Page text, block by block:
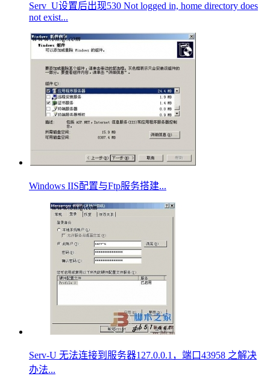
Serv_U设置后出现530 Not logged in, home directory does
not exist...
Windows IIS配置与Ftp服务搭建...
Serv-U 无法连接到服务器127.0.0.1，端口43958 之解决
办法...